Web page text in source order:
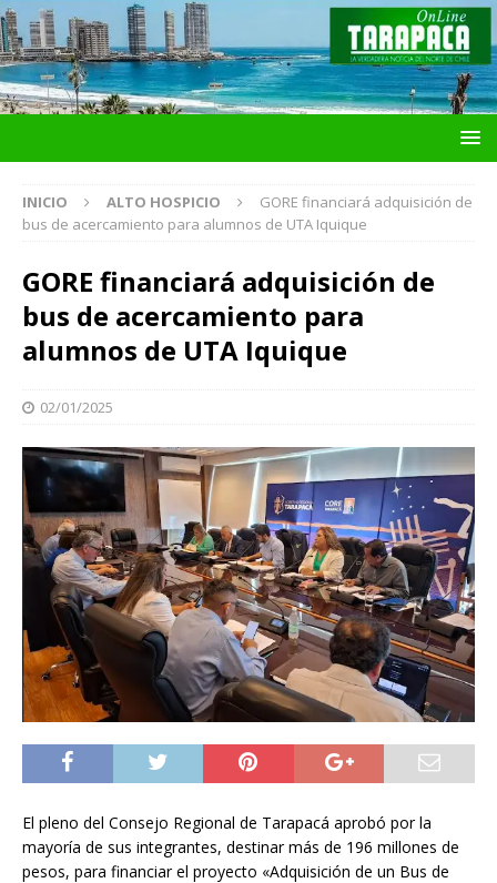
INICIO ALTO HOSPICIO
GORE financiará adquisición de
bus de acercamiento para alumnos de UTA Iquique
GORE financiará adquisición de
bus de acercamiento para
alumnos de UTA Iquique
02/01/2025
El pleno del Consejo Regional de Tarapacá aprobó por la
mayoría de sus integrantes, destinar más de 196 millones de
pesos, para financiar el proyecto «Adquisición de un Bus de